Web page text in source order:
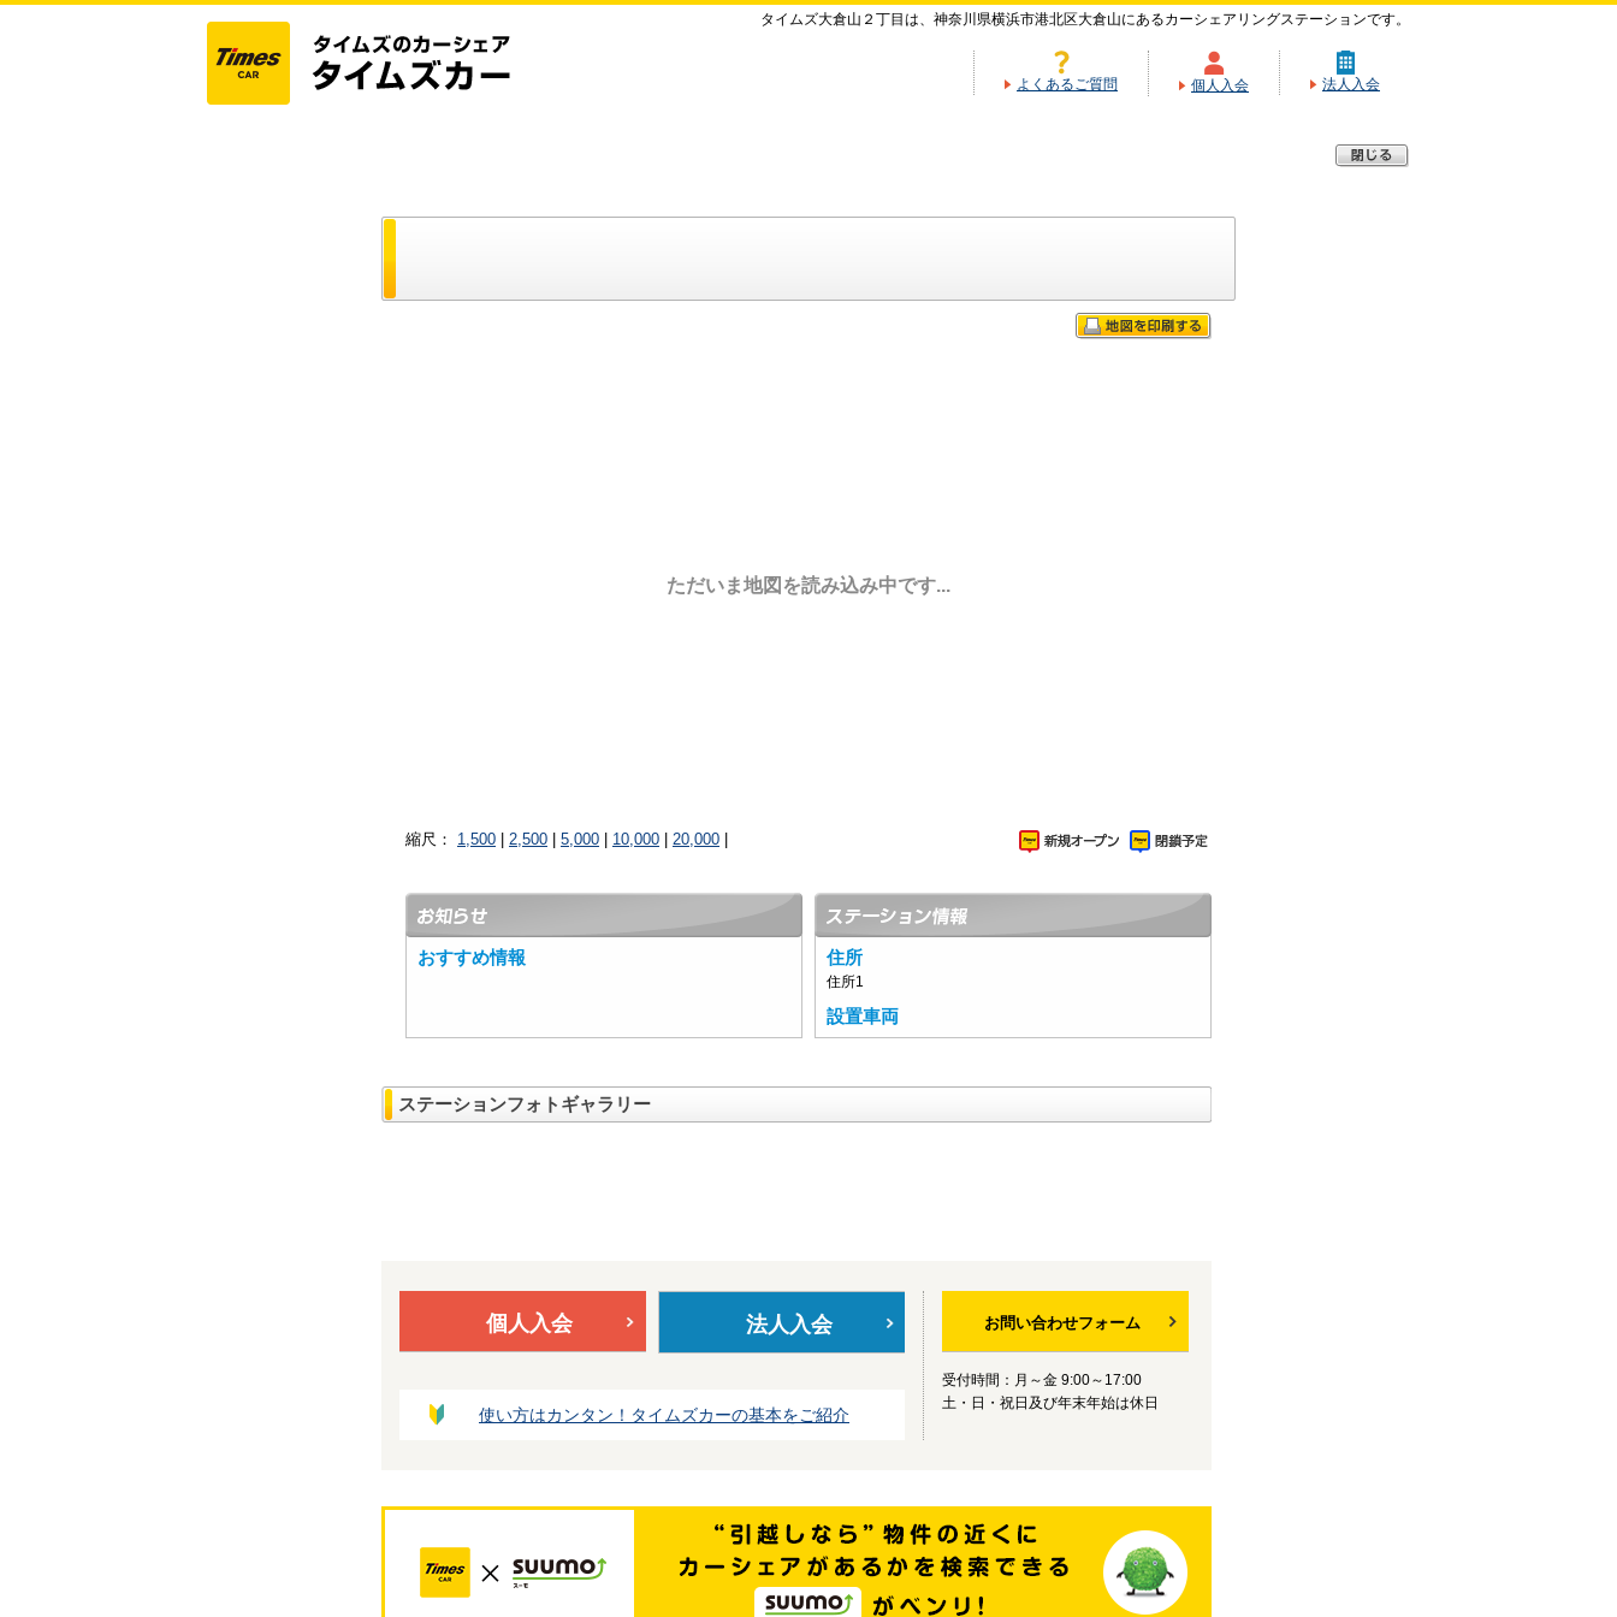
タイムズ大倉山２丁目は、神奈川県横浜市港北区大倉山にあるカーシェアリングステーションです。
よくあるご質問 個人入会 法人入会
ただいま地図を読み込み中です...
縮尺： 1,500 2,500 5,000 10,000 20,000
おすすめ情報 住所
住所1
設置車両
ステーションフォトギャラリー
個人入会 法人入会
使い方はカンタン！タイムズカーの基本をご紹介
お問い合わせフォーム
受付時間：月～金 9:00～17:00
土・日・祝日及び年末年始は休日